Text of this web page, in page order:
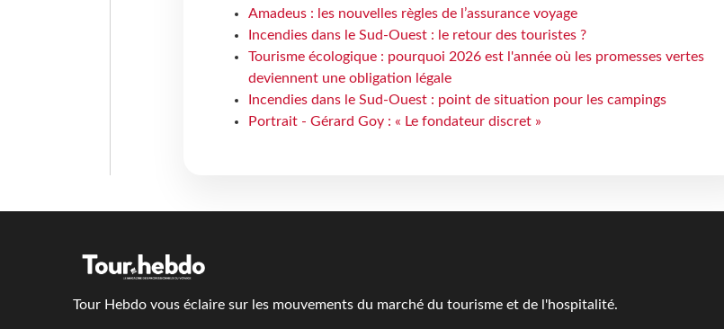
Amadeus : les nouvelles règles de l’assurance voyage
Incendies dans le Sud-Ouest : le retour des touristes ?
Tourisme écologique : pourquoi 2026 est l'année où les promesses vertes
deviennent une obligation légale
Incendies dans le Sud-Ouest : point de situation pour les campings
Portrait - Gérard Goy : « Le fondateur discret »
Tour Hebdo vous éclaire sur les mouvements du marché du tourisme et de l'hospitalité.